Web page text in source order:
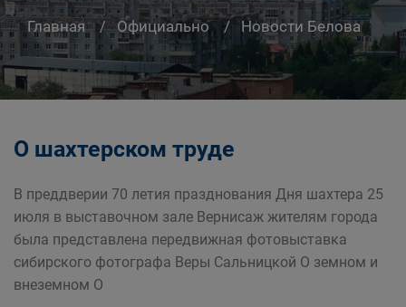
Главная Официально Новости Белова
О шахтерском труде
В преддверии 70 летия празднования Дня шахтера 25
июля в выставочном зале Вернисаж жителям города
была представлена передвижная фотовыставка
сибирского фотографа Веры Сальницкой О земном и
внеземном О